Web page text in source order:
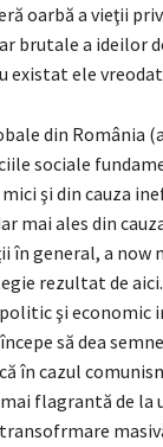
oarbă a vieţii
brutale a ideilor
existat ele
din România
sociale
şi din cauza
mai ales din
în general, a now
rezultat de aici.
şi economic
să dea
în cazul
flagrantă de la